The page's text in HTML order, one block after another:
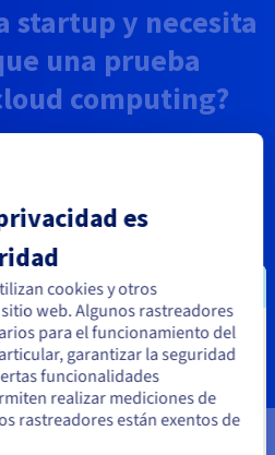
startup y necesita
una prueba
computing?
le puede ofrecer más
numerosos tipos de servicios
o privado. El objetivo es
dando el salto al cloud.
en Estados
Estados Unidos, deberá buscar
cuenta.
es
cookies y otros
web. Algunos rastreadores
para el funcionamiento del
garantizar la seguridad
funcionalidades
realizar mediciones de
rastreadores están exentos de